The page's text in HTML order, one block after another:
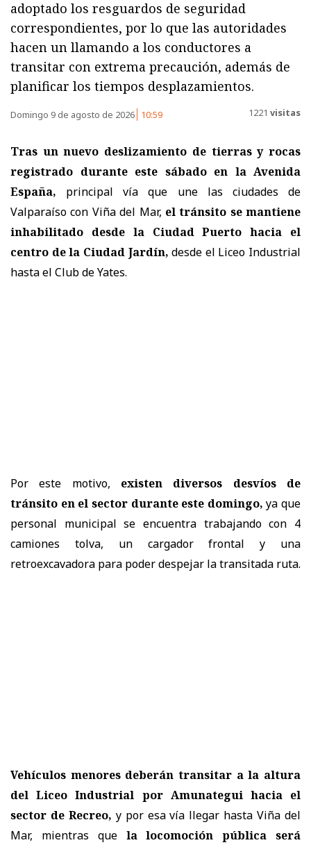
adoptado los resguardos de seguridad
correspondientes, por lo que las autoridades
hacen un llamando a los conductores a
transitar con extrema precaución, además de
planificar los tiempos desplazamientos.
Domingo 9 de agosto de 2026 10:59 1221 visitas
Tras un nuevo deslizamiento de tierras y rocas
registrado durante este sábado en la Avenida
España, principal vía que une las ciudades de
Valparaíso con Viña del Mar, el tránsito se mantiene
inhabilitado desde la Ciudad Puerto hacia el
centro de la Ciudad Jardín, desde el Liceo Industrial
hasta el Club de Yates.
Por este motivo, existen diversos desvíos de
tránsito en el sector durante este domingo, ya que
personal municipal se encuentra trabajando con 4
camiones tolva, un cargador frontal y una
retroexcavadora para poder despejar la transitada ruta.
Vehículos menores deberán transitar a la altura
del Liceo Industrial por Amunategui hacia el
sector de Recreo, y por esa vía llegar hasta Viña del
Mar, mientras quela locomoción pública será